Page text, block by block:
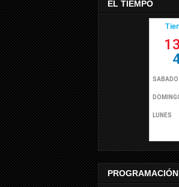
EL TIEMPO
PROGRAMACIÓN